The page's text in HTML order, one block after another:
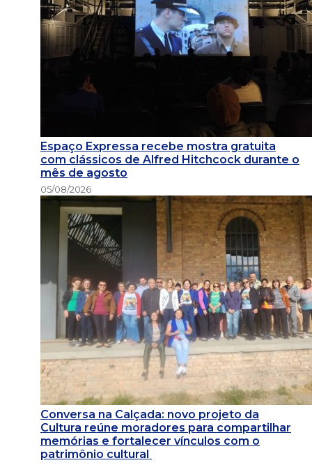
Espaço Expressa recebe mostra gratuita
com clássicos de Alfred Hitchcock durante o
mês de agosto
05/08/2026
Conversa na Calçada: novo projeto da
Cultura reúne moradores para compartilhar
memórias e fortalecer vínculos com o
patrimônio cultural